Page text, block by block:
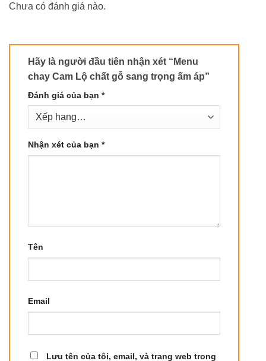
Chưa có đánh giá nào.
Hãy là người đầu tiên nhận xét “Menu
chay Cam Lộ chất gỗ sang trọng ấm áp”
Đánh giá của bạn *
Nhận xét của bạn *
Tên
Email
Lưu tên của tôi, email, và trang web trong